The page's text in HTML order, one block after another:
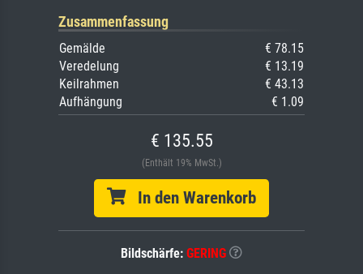
Zusammenfassung
Gemälde
€ 78.15
Veredelung
€ 13.19
Keilrahmen
€ 43.13
Aufhängung
€ 1.09
€ 135.55
(Enthält 19% MwSt.)
In den Warenkorb
Bildschärfe: GERING